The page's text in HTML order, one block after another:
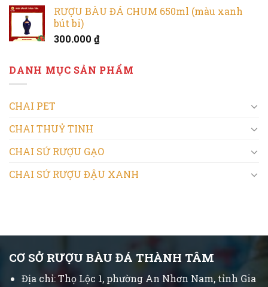
RƯỢU BÀU ĐÁ CHUM 650ml (màu xanh
bút bi)
300.000 ₫
DANH MỤC SẢN PHẨM
CHAI PET
CHAI THUỶ TINH
CHAI SỨ RƯỢU GẠO
CHAI SỨ RƯỢU ĐẬU XANH
CƠ SỞ RƯỢU BÀU ĐÁ THÀNH TÂM
Địa chỉ: Thọ Lộc 1, phường An Nhơn Nam, tỉnh Gia